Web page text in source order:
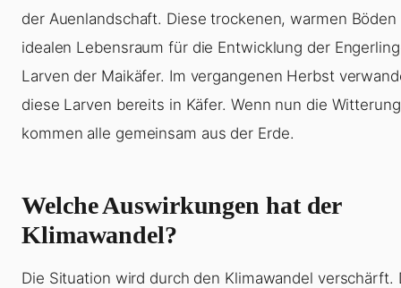
der Auenlandschaft. Diese trockenen, warmen
idealen Lebensraum für die Entwicklung der
Larven der Maikäfer. Im vergangenen Herbst
diese Larven bereits in Käfer. Wenn nun die
kommen alle gemeinsam aus der Erde.
Welche Auswirkungen hat der
Klimawandel?
Die Situation wird durch den Klimawandel verschärft.